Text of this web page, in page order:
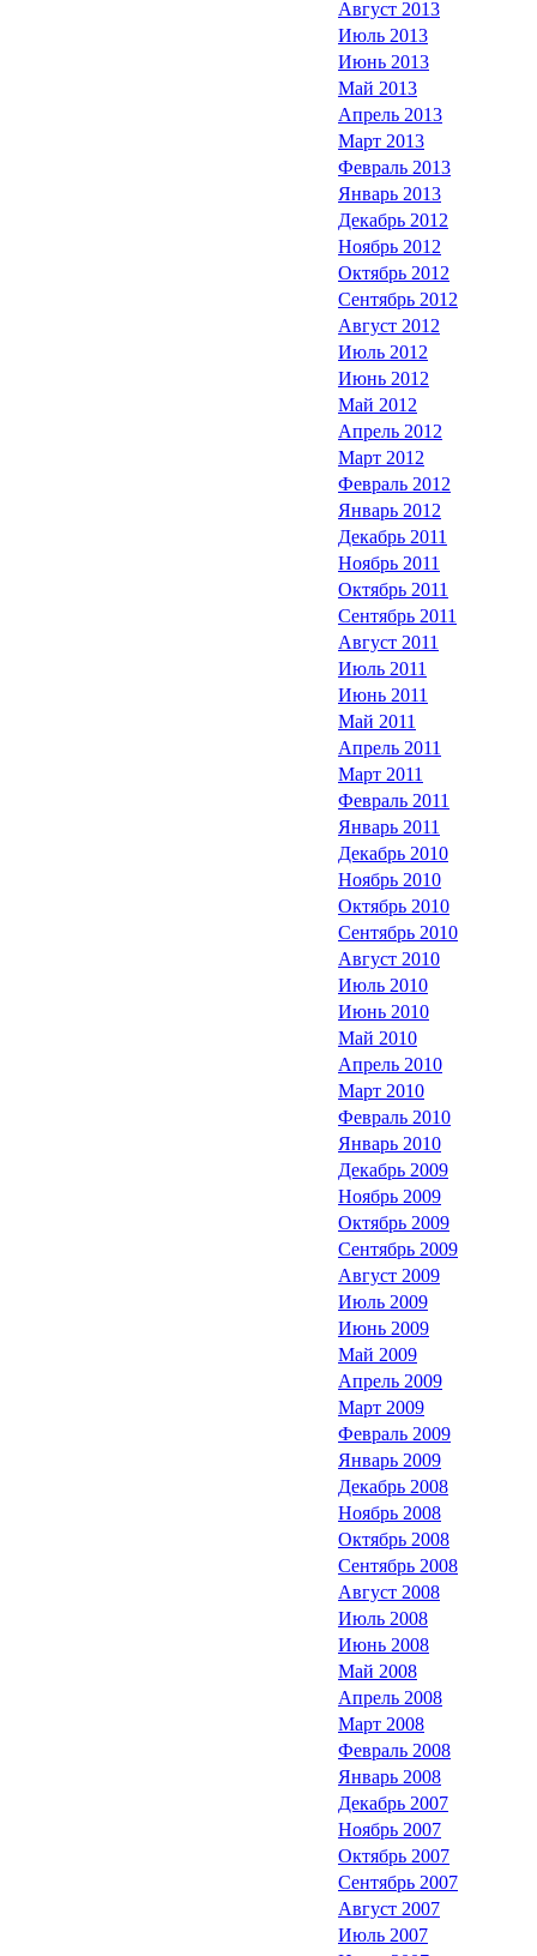
Август 2013
Июль 2013
Июнь 2013
Май 2013
Апрель 2013
Март 2013
Февраль 2013
Январь 2013
Декабрь 2012
Ноябрь 2012
Октябрь 2012
Сентябрь 2012
Август 2012
Июль 2012
Июнь 2012
Май 2012
Апрель 2012
Март 2012
Февраль 2012
Январь 2012
Декабрь 2011
Ноябрь 2011
Октябрь 2011
Сентябрь 2011
Август 2011
Июль 2011
Июнь 2011
Май 2011
Апрель 2011
Март 2011
Февраль 2011
Январь 2011
Декабрь 2010
Ноябрь 2010
Октябрь 2010
Сентябрь 2010
Август 2010
Июль 2010
Июнь 2010
Май 2010
Апрель 2010
Март 2010
Февраль 2010
Январь 2010
Декабрь 2009
Ноябрь 2009
Октябрь 2009
Сентябрь 2009
Август 2009
Июль 2009
Июнь 2009
Май 2009
Апрель 2009
Март 2009
Февраль 2009
Январь 2009
Декабрь 2008
Ноябрь 2008
Октябрь 2008
Сентябрь 2008
Август 2008
Июль 2008
Июнь 2008
Май 2008
Апрель 2008
Март 2008
Февраль 2008
Январь 2008
Декабрь 2007
Ноябрь 2007
Октябрь 2007
Сентябрь 2007
Август 2007
Июль 2007